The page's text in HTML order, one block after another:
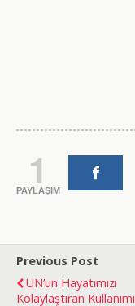
1
PAYLAŞIM
Previous Post
UN’un Hayatımızı
Kolaylaştıran Kullanımı